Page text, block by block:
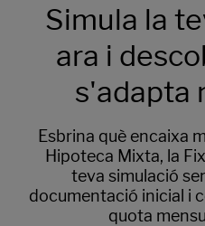
Simula la
ara i
s'adapta
Esbrina què encaixa
Hipoteca Mixta, la
teva simulació
documentació inicial i
quota